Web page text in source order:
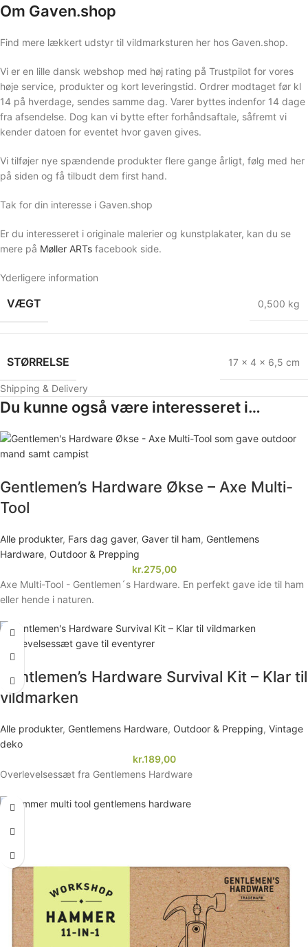
Om Gaven.shop
Find mere lækkert udstyr til vildmarksturen her hos Gaven.shop.
Vi er en lille dansk webshop med høj rating på Trustpilot for vores
høje service, produkter og kort leveringstid. Ordrer modtaget før kl
14 på hverdage, sendes samme dag. Varer byttes indenfor 14 dage
fra afsendelse. Dog kan vi bytte efter forhåndsaftale, såfremt vi
kender datoen for eventet hvor gaven gives.
Vi tilføjer nye spændende produkter flere gange årligt, følg med her
på siden og få tilbudt dem first hand.
Tak for din interesse i Gaven.shop
Er du interesseret i originale malerier og kunstplakater, kan du se
mere på Møller ARTs facebook side.
Yderligere information
VÆGT 0,500 kg
STØRRELSE 17 × 4 × 6,5 cm
Shipping & Delivery
Du kunne også være interesseret i…
Gentlemen’s Hardware Økse – Axe Multi-
Tool
Alle produkter, Fars dag gaver, Gaver til ham, Gentlemens
Hardware, Outdoor & Prepping
kr.275,00
Axe Multi-Tool - Gentlemen´s Hardware. En perfekt gave ide til ham
eller hende i naturen.
Gentlemen’s Hardware Survival Kit – Klar til
vildmarken
Alle produkter, Gentlemens Hardware, Outdoor & Prepping, Vintage
deko
kr.189,00
Overlevelsessæt fra Gentlemens Hardware